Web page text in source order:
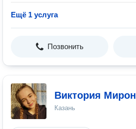
Ещё 1 услуга
Позвонить
Виктория
Казань